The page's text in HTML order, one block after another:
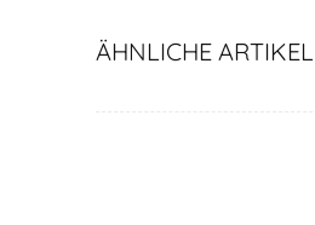
ÄHNLICHE ARTIKEL